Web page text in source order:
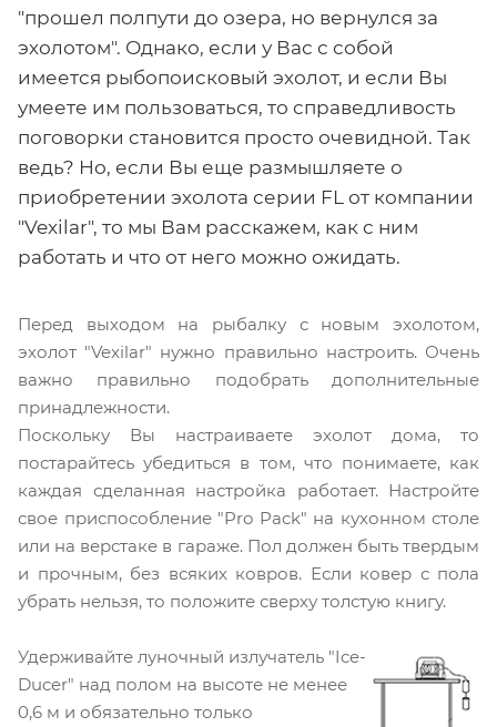
"прошел полпути до озера, но вернулся за
эхолотом". Однако, если у Вас с собой
имеется рыбопоисковый эхолот, и если Вы
умеете им пользоваться, то справедливость
поговорки становится просто очевидной. Так
ведь? Но, если Вы еще размышляете о
приобретении эхолота серии FL от компании
"Vexilar", то мы Вам расскажем, как с ним
работать и что от него можно ожидать.
Перед выходом на рыбалку с новым эхолотом,
эхолот "Vexilar" нужно правильно настроить. Очень
важно правильно подобрать дополнительные
принадлежности.
Поскольку Вы настраиваете эхолот дома, то
постарайтесь убедиться в том, что понимаете, как
каждая сделанная настройка работает. Настройте
свое приспособление "Pro Pack" на кухонном столе
или на верстаке в гараже. Пол должен быть твердым
и прочным, без всяких ковров. Если ковер с пола
убрать нельзя, то положите сверху толстую книгу.
Удерживайте луночный излучатель "Ice-
Ducer" над полом на высоте не менее
0,6 м и обязательно только